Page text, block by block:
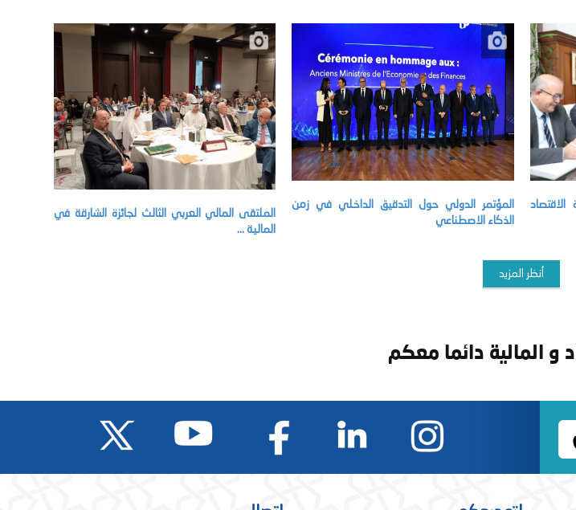
الملتقى المالي العربي الثالث لجائزة الشارقة في
المالية ...
المؤتمر الدولي حول التدقيق الداخلي في زمن
الذكاء الاصطناعي
أنظر المزيد
و المالية دائما معكم